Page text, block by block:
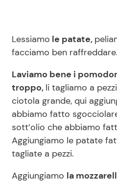
Lessiamo le patate,
facciamo ben raffreddare.
Laviamo bene i
troppo, li tagliamo a
ciotola grande, qui
abbiamo fatto
sott’olio che abbiamo
Aggiungiamo le patate
tagliate a pezzi.
Aggiungiamo la